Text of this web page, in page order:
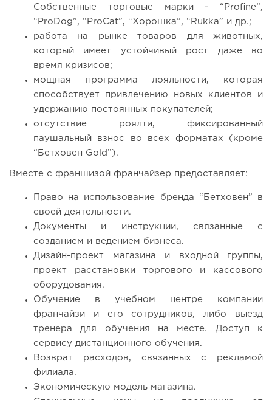
Собственные торговые марки - “Profine”,
“ProDog”, “ProCat”, “Хорошка”, “Rukka” и др.;
работа на рынке товаров для животных,
который имеет устойчивый рост даже во
время кризисов;
мощная программа лояльности, которая
способствует привлечению новых клиентов и
удержанию постоянных покупателей;
отсутствие роялти, фиксированный
паушальный взнос во всех форматах (кроме
“Бетховен Gold”).
Вместе с франшизой франчайзер предоставляет:
Право на использование бренда “Бетховен” в
своей деятельности.
Документы и инструкции, связанные с
созданием и ведением бизнеса.
Дизайн-проект магазина и входной группы,
проект расстановки торгового и кассового
оборудования.
Обучение в учебном центре компании
франчайзи и его сотрудников, либо выезд
тренера для обучения на месте. Доступ к
сервису дистанционного обучения.
Возврат расходов, связанных с рекламой
филиала.
Экономическую модель магазина.